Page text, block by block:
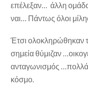
επέλεξαν… άλλη
ναι… Πάντως όλοι
Έτσι ολοκληρώθηκαν
σημεία θύμιζαν
ανταγωνισμός
κόσμο.